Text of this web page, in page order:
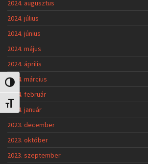
Nagy kontraszt váltása
Betűméret váltása
2024. augusztus
2024. július
2024. június
2024. május
2024. április
2024. március
2024. február
2024. január
2023. december
2023. október
2023. szeptember